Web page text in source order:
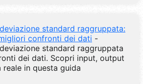
standard raggruppata:
confronti dei dati -
standard raggruppata
dei dati. Scopri input, output
in questa guida